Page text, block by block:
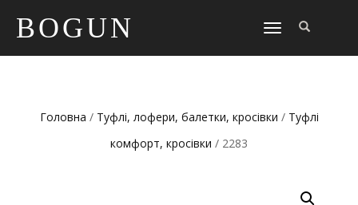
BOGUN
TOGGLE
Головна / Туфлі, лофери, балетки, кросівки / Туфлі
комфорт, кросівки / 2283